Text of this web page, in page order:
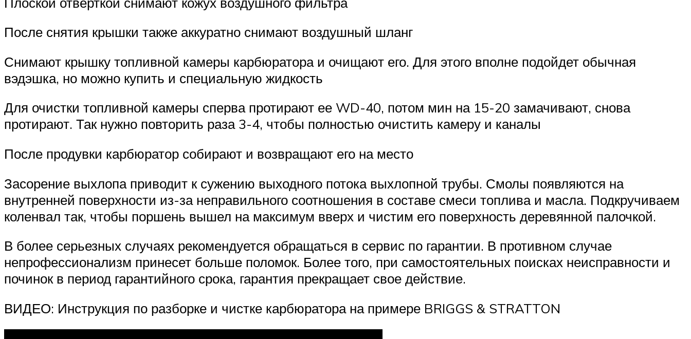
После снятия крышки также аккуратно снимают воздушный шланг
Снимают крышку топливной камеры карбюратора и очищают его. Для этого вполне подойдет обычная
вэдэшка, но можно купить и специальную жидкость
Для очистки топливной камеры сперва протирают ее WD-40, потом мин на 15-20 замачивают, снова
протирают. Так нужно повторить раза 3-4, чтобы полностью очистить камеру и каналы
После продувки карбюратор собирают и возвращают его на место
Засорение выхлопа приводит к сужению выходного потока выхлопной трубы. Смолы появляются на
внутренней поверхности из-за неправильного соотношения в составе смеси топлива и масла. Подкручиваем
коленвал так, чтобы поршень вышел на максимум вверх и чистим его поверхность деревянной палочкой.
В более серьезных случаях рекомендуется обращаться в сервис по гарантии. В противном случае
непрофессионализм принесет больше поломок. Более того, при самостоятельных поисках неисправности и
починок в период гарантийного срока, гарантия прекращает свое действие.
ВИДЕО: Инструкция по разборке и чистке карбюратора на примере BRIGGS & STRATTON